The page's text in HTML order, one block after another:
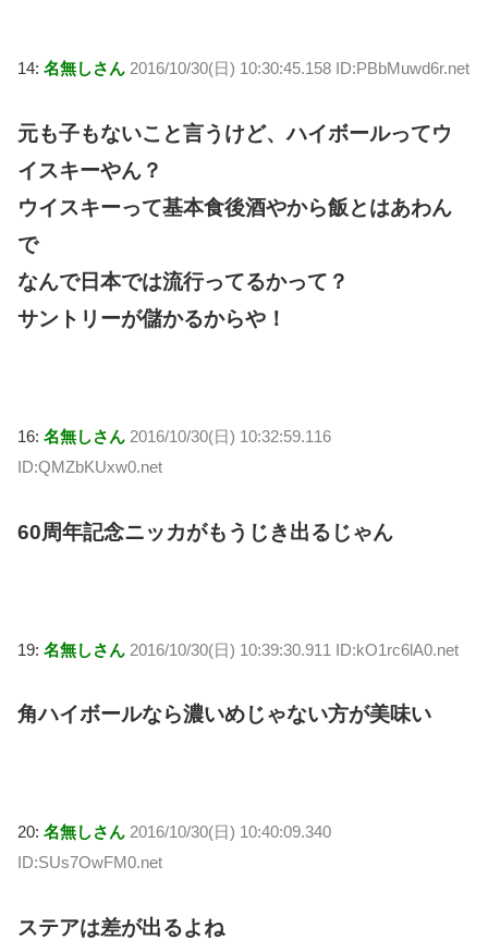
14: 名無しさん 2016/10/30(日) 10:30:45.158 ID:PBbMuwd6r.net
元も子もないこと言うけど、ハイボールってウ
イスキーやん？
ウイスキーって基本食後酒やから飯とはあわん
で
なんで日本では流行ってるかって？
サントリーが儲かるからや！
16: 名無しさん 2016/10/30(日) 10:32:59.116
ID:QMZbKUxw0.net
60周年記念ニッカがもうじき出るじゃん
19: 名無しさん 2016/10/30(日) 10:39:30.911 ID:kO1rc6lA0.net
角ハイボールなら濃いめじゃない方が美味い
20: 名無しさん 2016/10/30(日) 10:40:09.340
ID:SUs7OwFM0.net
ステアは差が出るよね